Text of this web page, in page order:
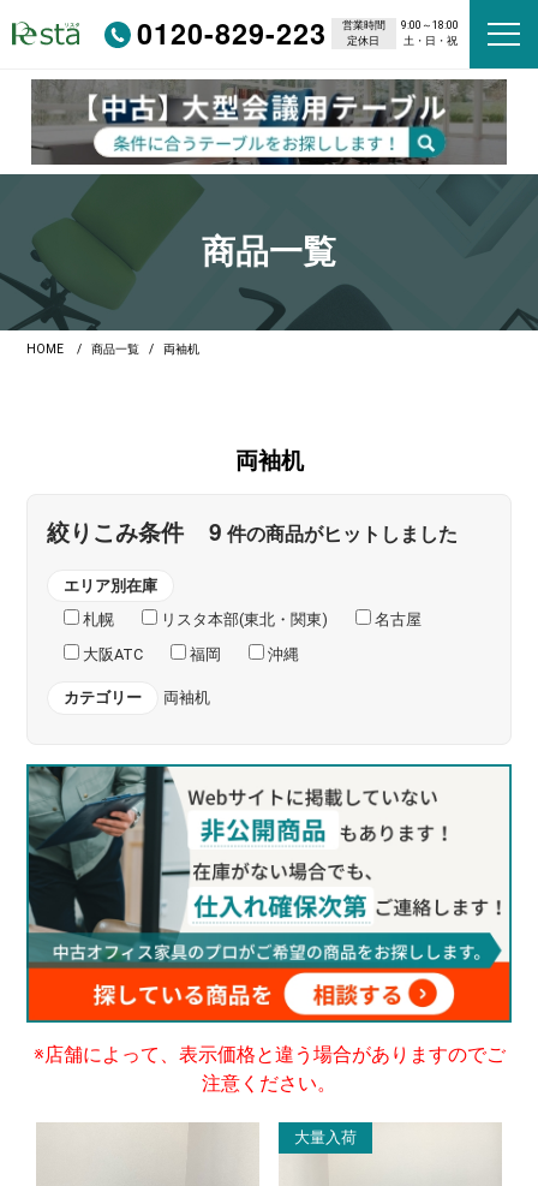
0120-829-223 営業時間
9:00～18:00
定休日
土・日・祝
商品一覧
HOME 商品一覧 両袖机
両袖机
絞りこみ条件 9 件の商品がヒットしました
エリア別在庫
札幌
リスタ本部(東北・関東)
名古屋
大阪ATC
福岡 沖縄
カテゴリー 両袖机
※店舗によって、表示価格と違う場合がありますのでご
注意ください。
大量入荷